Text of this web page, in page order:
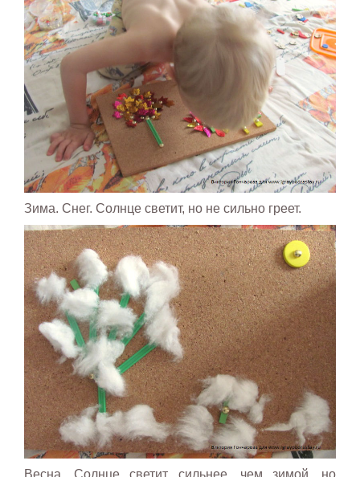
Зима. Снег. Солнце светит, но не сильно греет.
Весна. Солнце светит сильнее, чем зимой, но